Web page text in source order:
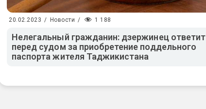
20.02.2023 / Новости / 1 188
Нелегальный гражданин: дзержинец ответит
перед судом за приобретение поддельного
паспорта жителя Таджикистана